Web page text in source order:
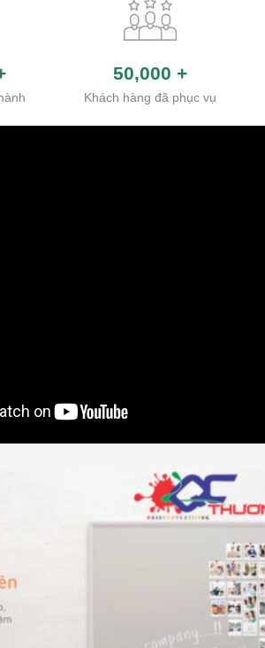
50,000 +
Khách hàng đã phục vụ